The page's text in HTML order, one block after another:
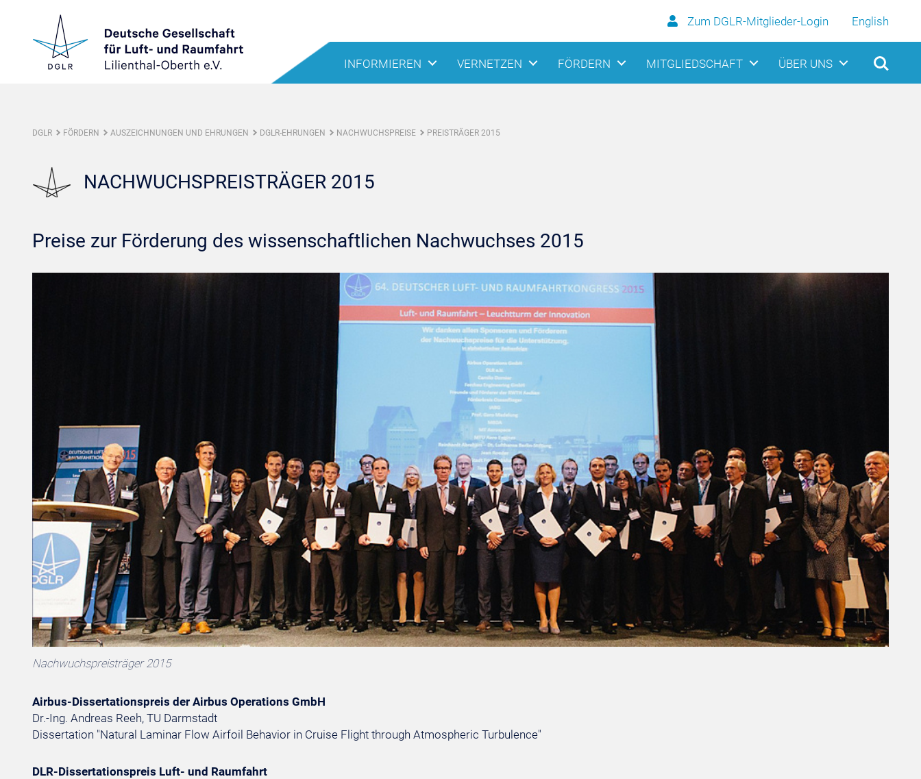
Zum DGLR-Mitglieder-Login English
INFORMIEREN VERNETZEN FÖRDERN MITGLIEDSCHAFT ÜBER UNS
DGLR FÖRDERN AUSZEICHNUNGEN UND EHRUNGEN DGLR-EHRUNGEN NACHWUCHSPREISE PREISTRÄGER 2015
NACHWUCHSPREISTRÄGER 2015
Preise zur Förderung des wissenschaftlichen Nachwuchses 2015
Nachwuchspreisträger 2015
Airbus-Dissertationspreis der Airbus Operations GmbH
Dr.-Ing. Andreas Reeh, TU Darmstadt
Dissertation "Natural Laminar Flow Airfoil Behavior in Cruise Flight through Atmospheric Turbulence"
DLR-Dissertationspreis Luft- und Raumfahrt